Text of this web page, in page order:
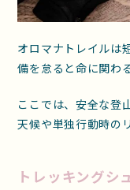
オロマナトレイルは
備を怠ると命に関わ
ここでは、安全な登
天候や単独行動時の
トレッキングシ